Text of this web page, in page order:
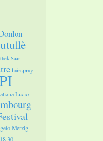
Saar
hairspray
Lucio
Merzig